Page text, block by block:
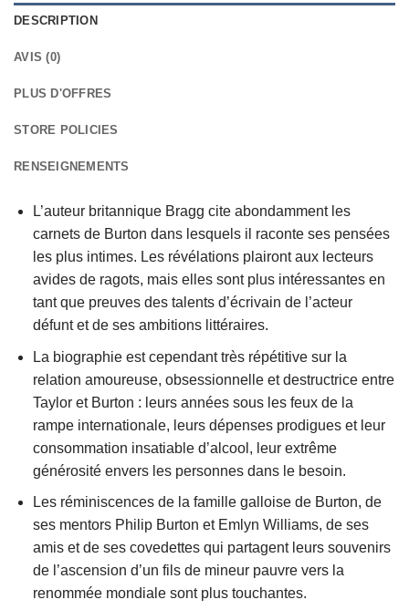
DESCRIPTION
AVIS (0)
PLUS D'OFFRES
STORE POLICIES
RENSEIGNEMENTS
L’auteur britannique Bragg cite abondamment les
carnets de Burton dans lesquels il raconte ses pensées
les plus intimes. Les révélations plairont aux lecteurs
avides de ragots, mais elles sont plus intéressantes en
tant que preuves des talents d’écrivain de l’acteur
défunt et de ses ambitions littéraires.
La biographie est cependant très répétitive sur la
relation amoureuse, obsessionnelle et destructrice entre
Taylor et Burton : leurs années sous les feux de la
rampe internationale, leurs dépenses prodigues et leur
consommation insatiable d’alcool, leur extrême
générosité envers les personnes dans le besoin.
Les réminiscences de la famille galloise de Burton, de
ses mentors Philip Burton et Emlyn Williams, de ses
amis et de ses covedettes qui partagent leurs souvenirs
de l’ascension d’un fils de mineur pauvre vers la
renommée mondiale sont plus touchantes.